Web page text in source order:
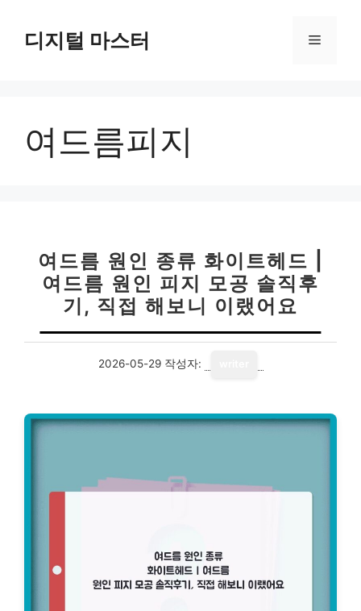
디지털 마스터 메
여드름피지
여드름 원인 종류 화이트헤드 |
여드름 원인 피지 모공 솔직후
기, 직접 해보니 이랬어요
2026-05-29 작성자: